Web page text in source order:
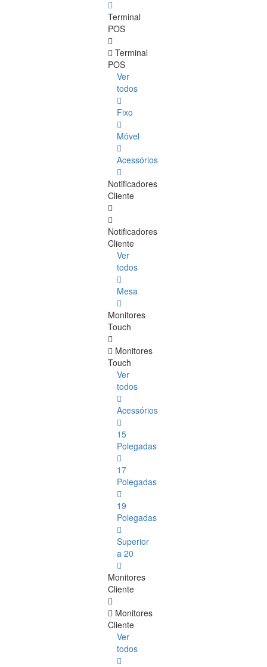
Terminal
POS
Terminal
POS
Ver
todos
Fixo
Móvel
Acessórios
Notificadores
Cliente
Notificadores
Cliente
Ver
todos
Mesa
Monitores
Touch
Monitores
Touch
Ver
todos
Acessórios
15
Polegadas
17
Polegadas
19
Polegadas
Superior
a 20
Monitores
Cliente
Monitores
Cliente
Ver
todos